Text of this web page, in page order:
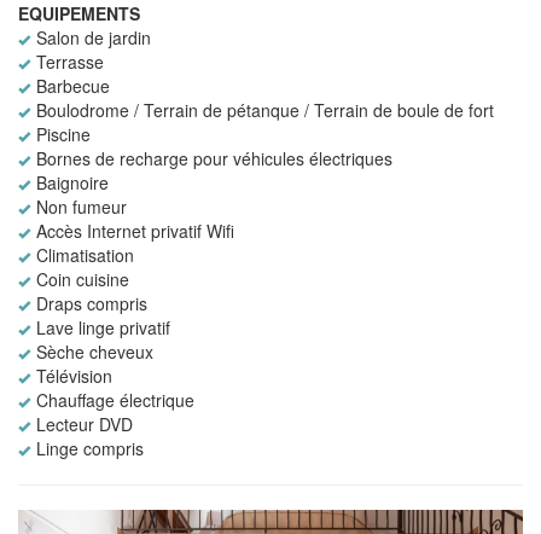
EQUIPEMENTS
Salon de jardin
Terrasse
Barbecue
Boulodrome / Terrain de pétanque / Terrain de boule de fort
Piscine
Bornes de recharge pour véhicules électriques
Baignoire
Non fumeur
Accès Internet privatif Wifi
Climatisation
Coin cuisine
Draps compris
Lave linge privatif
Sèche cheveux
Télévision
Chauffage électrique
Lecteur DVD
Linge compris